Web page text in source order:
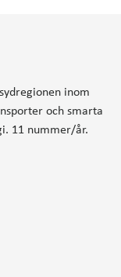
inom
och smarta
11 nummer/år.